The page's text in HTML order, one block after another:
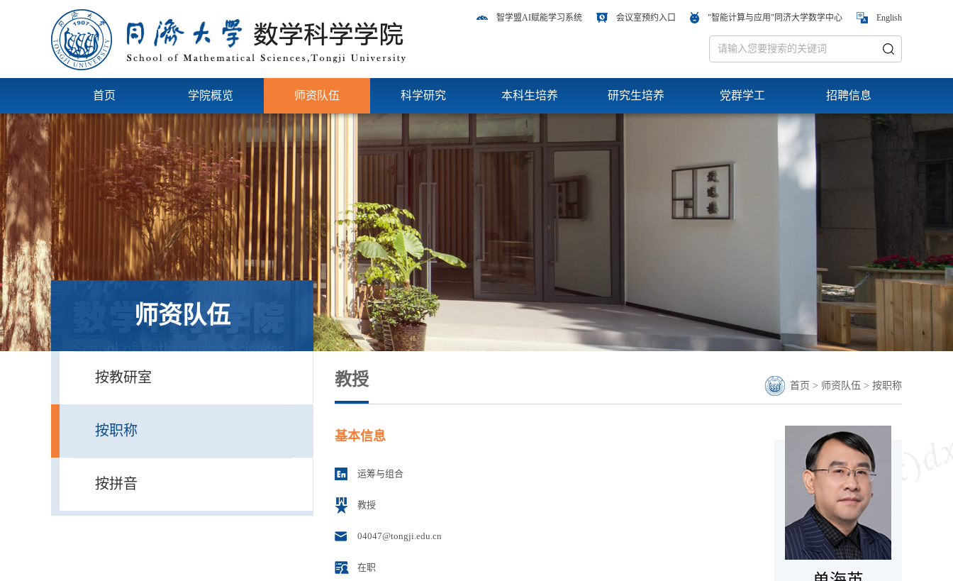
智学盟AI赋能学习系统 会议室预约入口 "智能计算与应用"同济大学数学中心 English
首页 学院概览 师资队伍 科学研究 本科生培养 研究生培养 党群学工 招聘信息
师资队伍
按教研室
按职称
按拼音
教授 首页 > 师资队伍 > 按职称
基本信息
运筹与组合
教授
04047@tongji.edu.cn
在职